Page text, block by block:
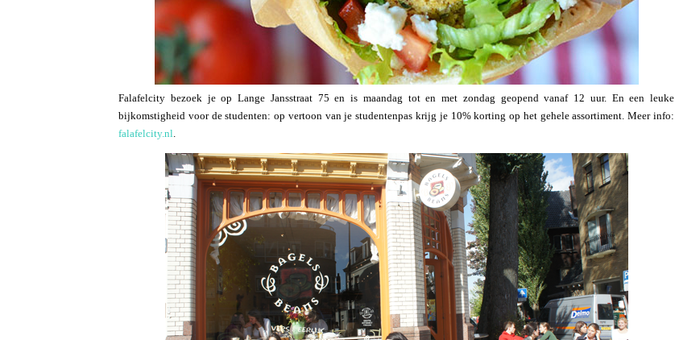
Falafelcity bezoek je op Lange Jansstraat 75 en is maandag tot en met zondag geopend vanaf 12 uur. En een leuke
bijkomstigheid voor de studenten: op vertoon van je studentenpas krijg je 10% korting op het gehele assortiment. Meer info:
falafelcity.nl.